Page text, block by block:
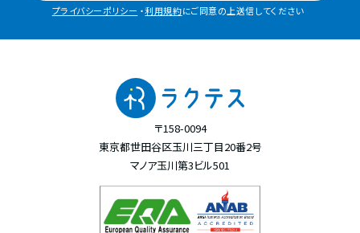
プライバシーポリシー ・利用規約にご同意の上送信してください
〒158-0094
東京都世田谷区玉川三丁目20番2号
マノア玉川第3ビル501